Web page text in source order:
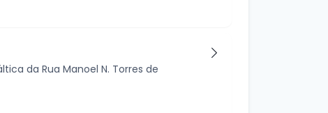
da Rua Manoel N. Torres de